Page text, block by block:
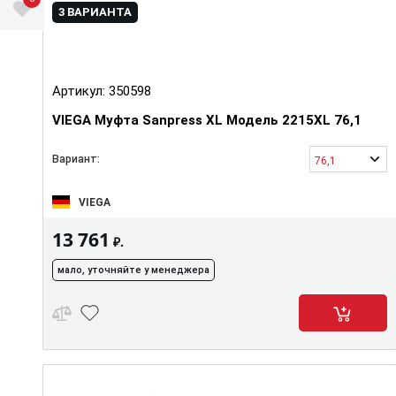
3 ВАРИАНТА
Артикул: 350598
VIEGA Муфта Sanpress XL Модель 2215XL 76,1
Вариант: 76,1
VIEGA
13 761 ₽.
мало, уточняйте у менеджера